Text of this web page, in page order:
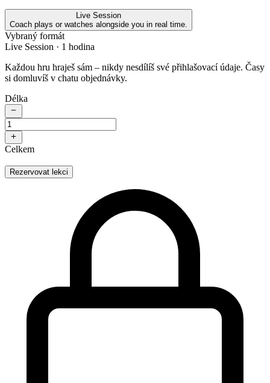
Live Session
Coach plays or watches alongside you in real time.
Vybraný formát
Live Session · 1 hodina
Každou hru hraješ sám – nikdy nesdílíš své přihlašovací údaje. Časy
si domluvíš v chatu objednávky.
Délka
Celkem
Rezervovat lekci